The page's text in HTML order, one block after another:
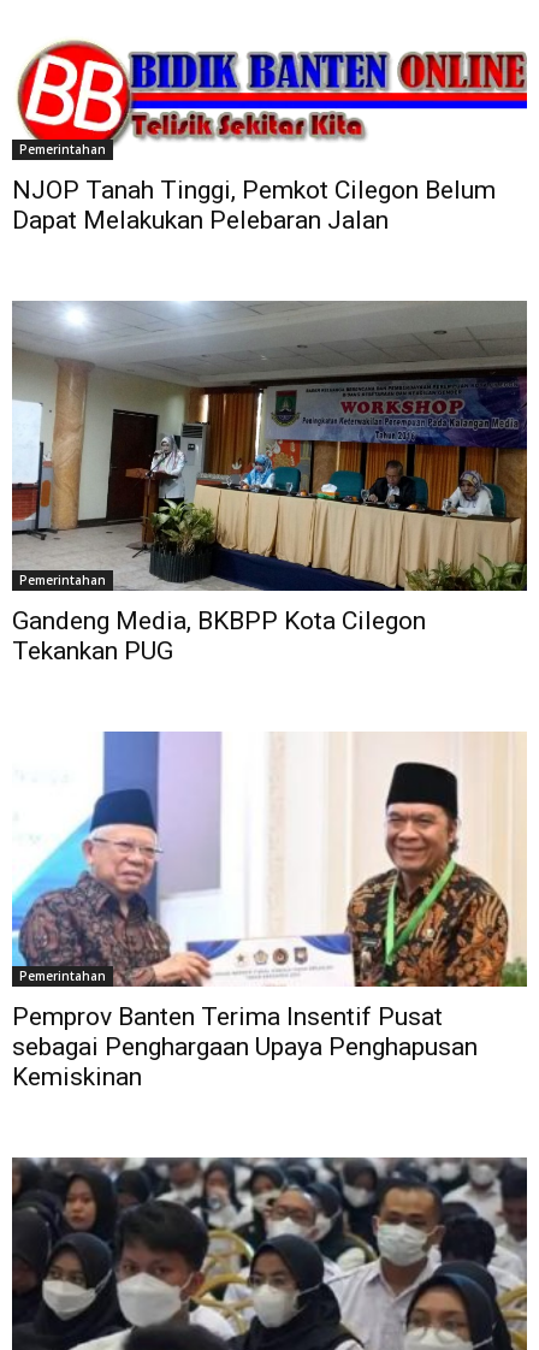
Pemerintahan
NJOP Tanah Tinggi, Pemkot Cilegon Belum
Dapat Melakukan Pelebaran Jalan
Pemerintahan
Gandeng Media, BKBPP Kota Cilegon
Tekankan PUG
Pemerintahan
Pemprov Banten Terima Insentif Pusat
sebagai Penghargaan Upaya Penghapusan
Kemiskinan